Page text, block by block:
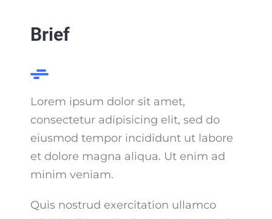
Brief
Lorem ipsum dolor sit amet,
consectetur adipisicing elit, sed do
eiusmod tempor incididunt ut labore
et dolore magna aliqua. Ut enim ad
minim veniam.
Quis nostrud exercitation ullamco